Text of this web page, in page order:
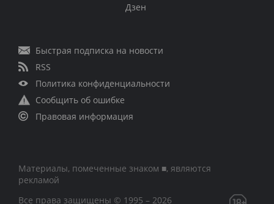
Дзен
Быстрая подписка на новости
RSS
Политика конфиденциальности
Сообщить об ошибке
Правовая информация
Материалы, помеченные знаком ■, являются
рекламой
Все права защищены © 1995 – 2026